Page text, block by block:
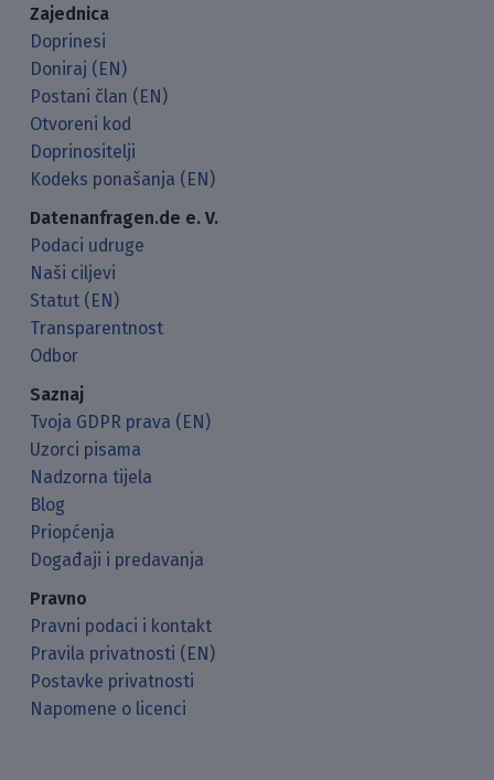
Zajednica
Doprinesi
Doniraj (EN)
Postani član (EN)
Otvoreni kod
Doprinositelji
Kodeks ponašanja (EN)
Datenanfragen.de e. V.
Podaci udruge
Naši ciljevi
Statut (EN)
Transparentnost
Odbor
Saznaj
Tvoja GDPR prava (EN)
Uzorci pisama
Nadzorna tijela
Blog
Priopćenja
Događaji i predavanja
Pravno
Pravni podaci i kontakt
Pravila privatnosti (EN)
Postavke privatnosti
Napomene o licenci